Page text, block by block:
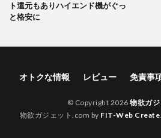
ト還元もありハイエンド機がぐっ
と格安に
オトクな情報 レビュー 免責事
© Copyright 2026物欲ガ
物欲ガジェット.com by FIT-Web Create